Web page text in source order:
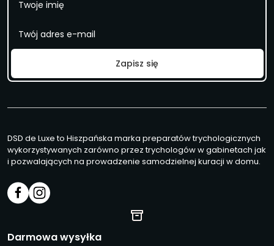
m
m
a
l
*
Zapisz się
DSD de Luxe to Hiszpańska marka preparatów trychologicznych
wykorzystywanych zarówno przez trychologów w gabinetach jak
i pozwalających na prowadzenie samodzielnej kuracji w domu.
Darmowa wysyłka